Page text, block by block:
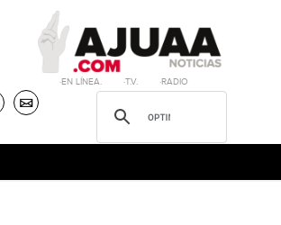
·EN LÍNEA. ·T.V. ·RADIO